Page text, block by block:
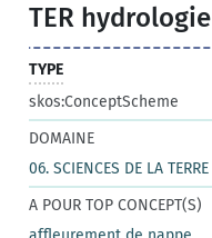
TER hydrologie
TYPE
skos:ConceptScheme
DOMAINE
06. SCIENCES DE LA TERRE
A POUR TOP CONCEPT(S)